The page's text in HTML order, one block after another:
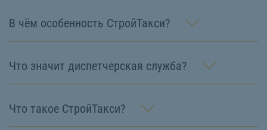
В чём особенность СтройТакси?
Что значит диспетчерская служба?
Что такое СтройТакси?